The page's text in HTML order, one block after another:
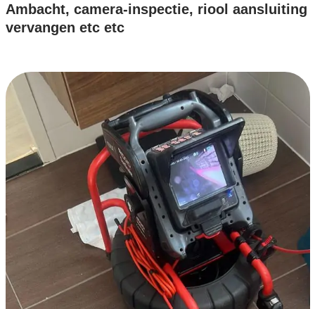
Ambacht, camera-inspectie, riool aansluiting
vervangen etc etc